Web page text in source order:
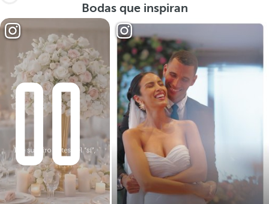
Bodas que inspiran